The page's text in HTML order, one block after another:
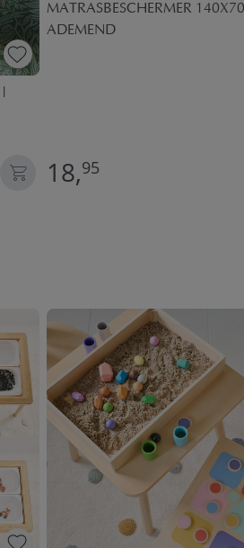
MATRASBESCHERMER 140X70
ADEMEND
18,95